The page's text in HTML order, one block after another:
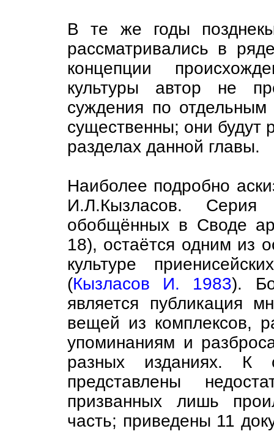
В те же годы
рассматривались в
концепции
культуры автор не
суждения по
существенны; они будут
разделах данной главы.
Наиболее подробно
И.Л.Кызласов.
обобщённых в Своде
18), остаётся одним из
культуре
(Кызласов И. 1983).
является публикация
вещей из комплексов,
упоминаниям и
разных изданиях. К
представлены
призванных лишь
часть; приведены 11